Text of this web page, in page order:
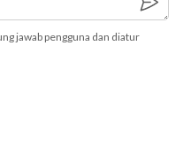
jawab pengguna dan diatur